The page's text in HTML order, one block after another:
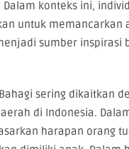
Dalam konteks ini,
untuk memancarkan
sumber inspirasi
sering dikaitkan
di Indonesia.
harapan orang